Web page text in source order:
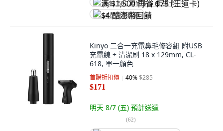
满 $1,500 再省 $75 (王道卡)
$4 酷澎幣回饋
Kinyo 二合一充電鼻毛修容組 附USB
充電線 + 清潔刷 18 x 129mm, CL-
618, 單一顏色
首購折扣價 40%$285
$171
明天 8/7 (五) 預計送達
(62)